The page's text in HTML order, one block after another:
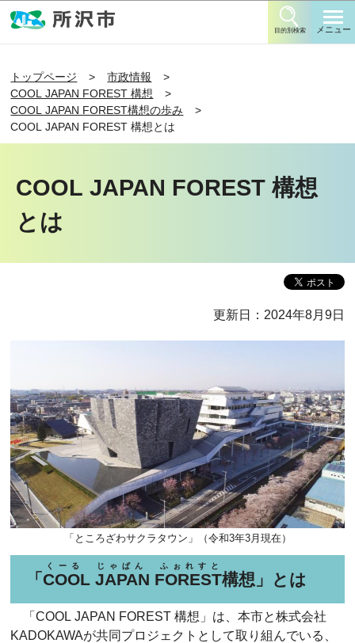
目的別検索 メニュー
トップページ
市政情報
COOL JAPAN FOREST 構想
COOL JAPAN FOREST構想の歩み
COOL JAPAN FOREST 構想とは
COOL JAPAN FOREST 構想
とは
更新日：2024年8月9日
「ところざわサクラタウン」（令和3年3月現在）
「 COOL JAPAN FOREST
くーる じゃぱん ふぉれすと
構想」とは
「COOL JAPAN FOREST 構想」は、本市と株式会社
KADOKAWAが共同プロジェクトとして取り組んでいる、